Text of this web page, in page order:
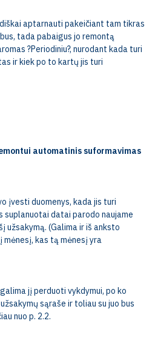
aptarnauti pakeičiant tam tikras
tada pabaigus jo remontą
?Periodiniu?, nurodant kada turi
ir kiek po to kartų jis turi
automatinis suformavimas
įvesti duomenys, kada jis turi
suplanuotai datai parodo naujame
užsakymą. (Galima ir iš anksto
kas tą mėnesį yra
jį perduoti vykdymui, po ko
sąraše ir toliau su juo bus
nuo p. 2.2.